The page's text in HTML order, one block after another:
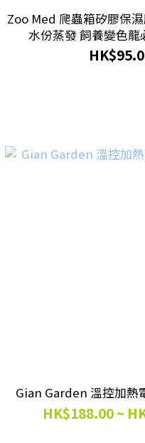
Zoo Med 爬蟲箱矽膠保
水份蒸發 飼養變色龍
Gian Garden 溫控加熱
HK$188.00 ~